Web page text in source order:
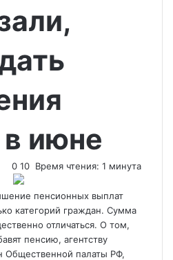
июне
0 10 Время чтения: 1 минута
пенсионных выплат
категорий граждан. Сумма
отличаться. О том,
пенсию, агентству
Общественной палаты РФ,